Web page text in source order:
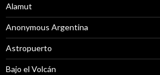
Alamut
Anonymous Argentina
Astropuerto
Bajo el Volcán